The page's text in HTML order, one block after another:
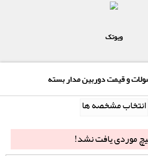
ویوتک
و قیمت دوربین مدار بسته
انتخاب مشخصه ها
موردی یافت نشد!